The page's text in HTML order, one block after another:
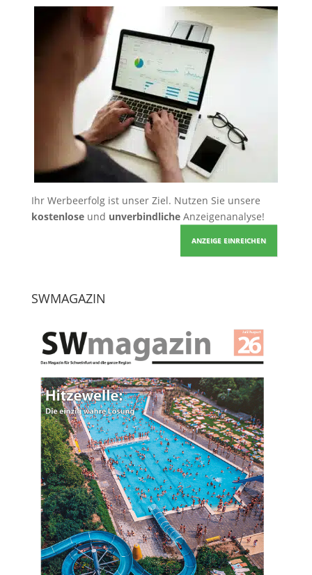
Ihr Werbeerfolg ist unser Ziel. Nutzen Sie unsere
kostenloseund unverbindlicheAnzeigenanalyse!
ANZEIGE EINREICHEN
SWMAGAZIN